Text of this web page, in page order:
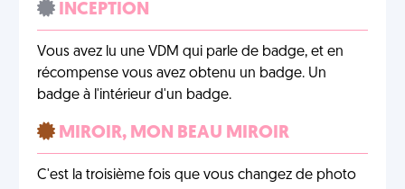
INCEPTION
Vous avez lu une VDM qui parle de badge, et en
récompense vous avez obtenu un badge. Un
badge à l'intérieur d'un badge.
MIROIR, MON BEAU MIROIR
C'est la troisième fois que vous changez de photo